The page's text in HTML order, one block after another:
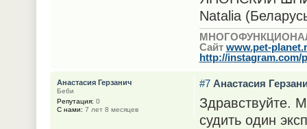
Natalia
Сайт www.pet-
http://instagram.com/
#7 Анастасия
Здравствуйте.
судить один
Анастасия Герзанич
Беби
Репутация: 0
С нами: 7 лет 8 месяцев